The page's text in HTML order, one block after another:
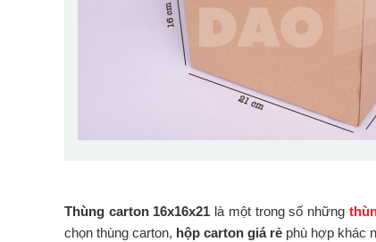
Thùng carton 16x16x21 là một trong số những
chọn thùng carton, hộp carton giá rẻ phù hợp khác